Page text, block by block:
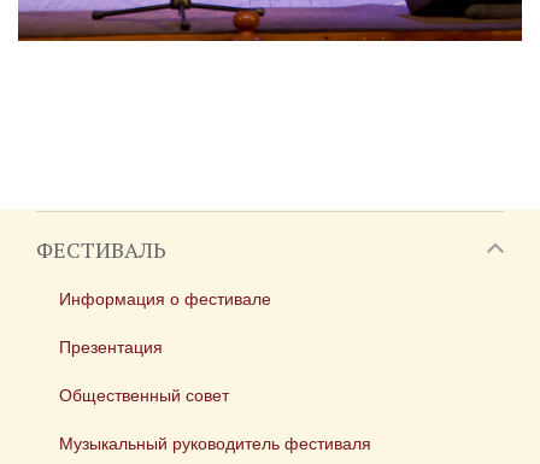
ФЕСТИВАЛЬ
Информация о фестивале
Презентация
Общественный совет
Музыкальный руководитель фестиваля